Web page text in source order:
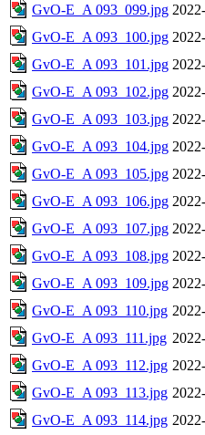
GvO-E_A 093_099.jpg
GvO-E_A 093_100.jpg
GvO-E_A 093_101.jpg
GvO-E_A 093_102.jpg
GvO-E_A 093_103.jpg
GvO-E_A 093_104.jpg
GvO-E_A 093_105.jpg
GvO-E_A 093_106.jpg
GvO-E_A 093_107.jpg
GvO-E_A 093_108.jpg
GvO-E_A 093_109.jpg
GvO-E_A 093_110.jpg
GvO-E_A 093_111.jpg
GvO-E_A 093_112.jpg
GvO-E_A 093_113.jpg
GvO-E_A 093_114.jpg